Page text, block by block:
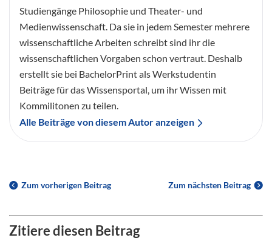
Studiengänge Philosophie und Theater- und
Medienwissenschaft. Da sie in jedem Semester mehrere
wissenschaftliche Arbeiten schreibt sind ihr die
wissenschaftlichen Vorgaben schon vertraut. Deshalb
erstellt sie bei BachelorPrint als Werkstudentin
Beiträge für das Wissensportal, um ihr Wissen mit
Kommilitonen zu teilen.
Alle Beiträge von diesem Autor anzeigen
Zum vorherigen Beitrag Zum nächsten Beitrag
Zitiere diesen Beitrag